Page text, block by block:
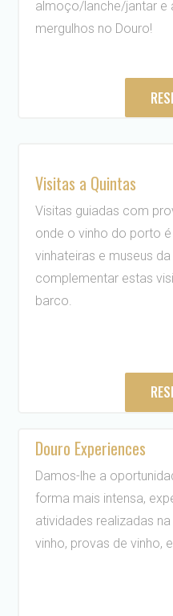
almoço/lanche/jantar e
mergulhos no Douro!
Visitas a Quintas
Visitas guiadas com
onde o vinho do porto
vinhateiras e museus
complementar estas
barco.
Douro Experiences
Damos-lhe a
forma mais intensa,
atividades realizadas
vinho, provas de vinho,